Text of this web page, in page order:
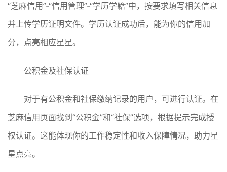
“芝麻信用”-“信用管理”-“学历学籍”中，按要求填写相关信息
并上传学历证明文件。学历认证成功后，能为你的信用加
分，点亮相应星星。
公积金及社保认证
对于有公积金和社保缴纳记录的用户，可进行认证。在
芝麻信用页面找到“公积金”和“社保”选项，根据提示完成授
权认证。这能体现你的工作稳定性和收入保障情况，助力星
星点亮。